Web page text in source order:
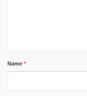
Name *